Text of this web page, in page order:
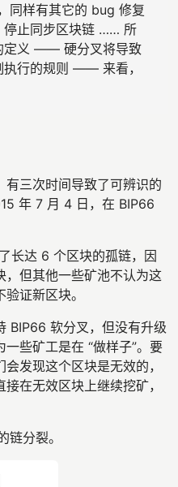
同样有其它的 bug 修复
停止同步区块链 …… 所
定义 —— 硬分叉将导致
执行的规则 —— 来看，
三次时间导致了可辨识的
年 7 月 4 日，在 BIP66
长达 6 个区块的孤链，因
，但其他一些矿池不认为这
证新区块。
BIP66 软分叉，但没有升级
些矿工是在 “做样子”。要
发现这个区块是无效的，
在无效区块上继续挖矿，
分裂。